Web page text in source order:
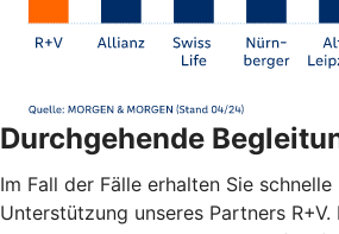
Durchgehende
Im Fall der Fälle erhalten Sie
Unterstützung unseres Partners